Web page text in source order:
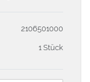
2106501000
1 Stück